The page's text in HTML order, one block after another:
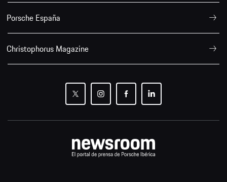
Porsche España
Christophorus Magazine